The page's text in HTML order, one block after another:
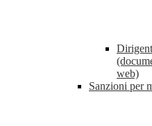
web)
Sanzioni per